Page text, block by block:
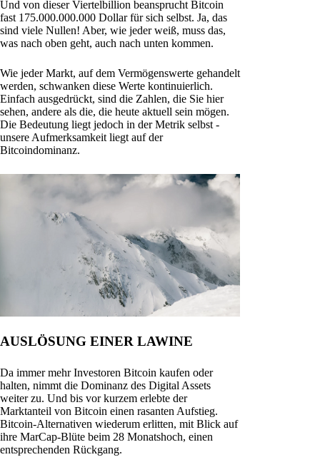
Und von dieser Viertelbillion beansprucht Bitcoin
fast 175.000.000.000 Dollar für sich selbst. Ja, das
sind viele Nullen! Aber, wie jeder weiß, muss das,
was nach oben geht, auch nach unten kommen.
Wie jeder Markt, auf dem Vermögenswerte gehandelt
werden, schwanken diese Werte kontinuierlich.
Einfach ausgedrückt, sind die Zahlen, die Sie hier
sehen, andere als die, die heute aktuell sein mögen.
Die Bedeutung liegt jedoch in der Metrik selbst -
unsere Aufmerksamkeit liegt auf der
Bitcoindominanz.
AUSLÖSUNG EINER LAWINE
Da immer mehr Investoren Bitcoin kaufen oder
halten, nimmt die Dominanz des Digital Assets
weiter zu. Und bis vor kurzem erlebte der
Marktanteil von Bitcoin einen rasanten Aufstieg.
Bitcoin-Alternativen wiederum erlitten, mit Blick auf
ihre MarCap-Blüte beim 28 Monatshoch, einen
entsprechenden Rückgang.